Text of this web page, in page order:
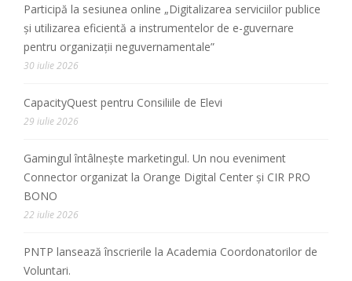
Participă la sesiunea online „Digitalizarea serviciilor publice
și utilizarea eficientă a instrumentelor de e-guvernare
pentru organizații neguvernamentale”
30 iulie 2026
CapacityQuest pentru Consiliile de Elevi
29 iulie 2026
Gamingul întâlnește marketingul. Un nou eveniment
Connector organizat la Orange Digital Center și CIR PRO
BONO
22 iulie 2026
PNTP lansează înscrierile la Academia Coordonatorilor de
Voluntari.